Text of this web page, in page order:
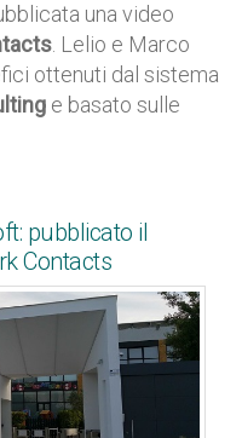
una video
. Lelio e Marco
ottenuti dal sistema
e basato sulle
pubblicato il
Contacts